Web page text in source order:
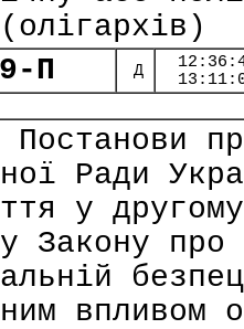
П
Д
Постанови
Ради
у
Закону про
впливом